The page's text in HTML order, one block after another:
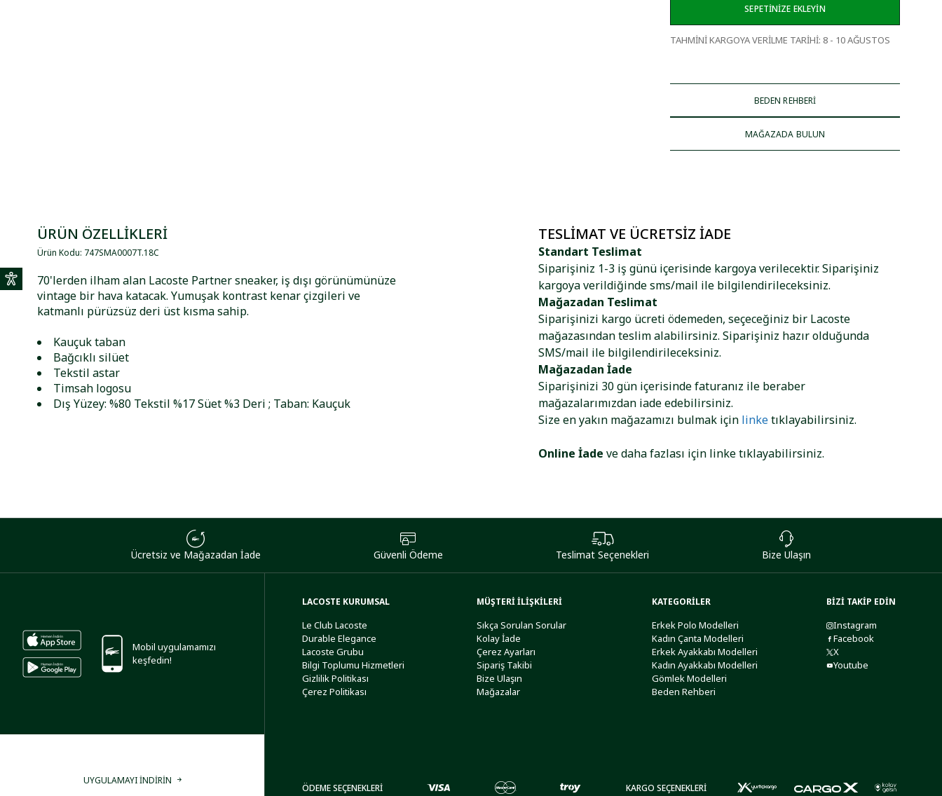
SEPETİNİZE EKLEYİN
TAHMİNİ KARGOYA VERİLME TARİHİ: 8 - 10 AĞUSTOS
BEDEN REHBERİ
MAĞAZADA BULUN
ÜRÜN ÖZELLİKLERİ
Ürün Kodu: 747SMA0007T.18C
70'lerden ilham alan Lacoste Partner sneaker, iş dışı görünümünüze
vintage bir hava katacak. Yumuşak kontrast kenar çizgileri ve
katmanlı pürüzsüz deri üst kısma sahip.
Kauçuk taban
Bağcıklı silüet
Tekstil astar
Timsah logosu
Dış Yüzey: %80 Tekstil %17 Süet %3 Deri ; Taban: Kauçuk
TESLIMAT VE ÜCRETSIZ İADE
Standart Teslimat
Siparişiniz 1-3 iş günü içerisinde kargoya verilecektir. Siparişiniz
kargoya verildiğinde sms/mail ile bilgilendirileceksiniz.
Mağazadan Teslimat
Siparişinizi kargo ücreti ödemeden, seçeceğiniz bir Lacoste
mağazasından teslim alabilirsiniz. Siparişiniz hazır olduğunda
SMS/mail ile bilgilendirileceksiniz.
Mağazadan İade
Siparişinizi 30 gün içerisinde faturanız ile beraber
mağazalarımızdan iade edebilirsiniz.
Size en yakın mağazamızı bulmak için linketıklayabilirsiniz.
Online İade ve daha fazlası için linketıklayabilirsiniz.
Ücretsiz ve Mağazadan İade Güvenli Ödeme Teslimat Seçenekleri Bize Ulaşın
Mobil uygulamamızı
keşfedin!
UYGULAMAYI İNDİRİN
LACOSTE KURUMSAL
Le Club Lacoste
Durable Elegance
Lacoste Grubu
Bilgi Toplumu Hizmetleri
Gizlilik Politikası
Çerez Politikası
MÜŞTERİ İLİŞKİLERİ
Sıkça Sorulan Sorular
Kolay İade
Çerez Ayarları
Sipariş Takibi
Bize Ulaşın
Mağazalar
KATEGORİLER
Erkek Polo Modelleri
Kadın Çanta Modelleri
Erkek Ayakkabı Modelleri
Kadın Ayakkabı Modelleri
Gömlek Modelleri
Beden Rehberi
BİZİ TAKİP EDİN
Instagram
Facebook
X
Youtube
ÖDEME SEÇENEKLERİ KARGO SEÇENEKLERİ